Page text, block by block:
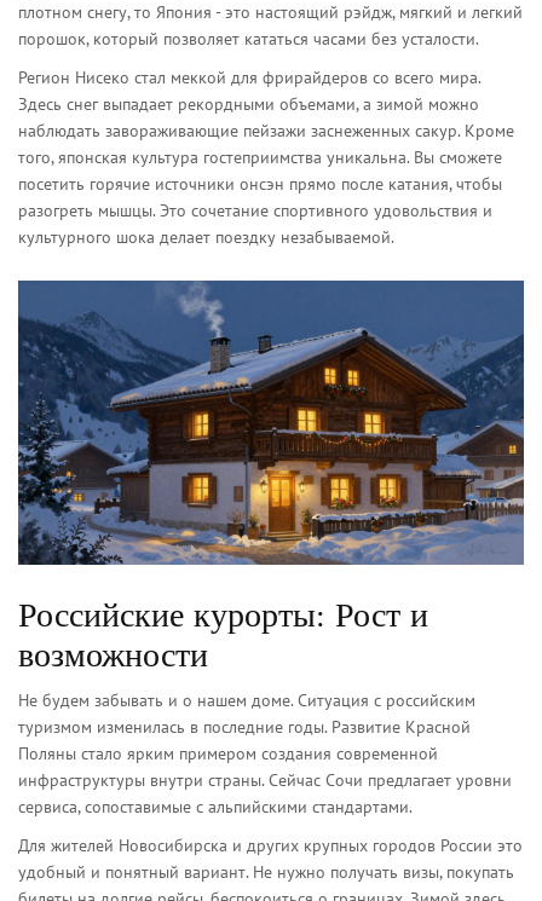
плотном снегу, то Япония - это настоящий рэйдж, мягкий и легкий
порошок, который позволяет кататься часами без усталости.
Регион Нисеко стал меккой для фрирайдеров со всего мира.
Здесь снег выпадает рекордными объемами, а зимой можно
наблюдать завораживающие пейзажи заснеженных сакур. Кроме
того, японская культура гостеприимства уникальна. Вы сможете
посетить горячие источники онсэн прямо после катания, чтобы
разогреть мышцы. Это сочетание спортивного удовольствия и
культурного шока делает поездку незабываемой.
Российские курорты: Рост и
возможности
Не будем забывать и о нашем доме. Ситуация с российским
туризмом изменилась в последние годы. Развитие Красной
Поляны стало ярким примером создания современной
инфраструктуры внутри страны. Сейчас Сочи предлагает уровни
сервиса, сопоставимые с альпийскими стандартами.
Для жителей Новосибирска и других крупных городов России это
удобный и понятный вариант. Не нужно получать визы, покупать